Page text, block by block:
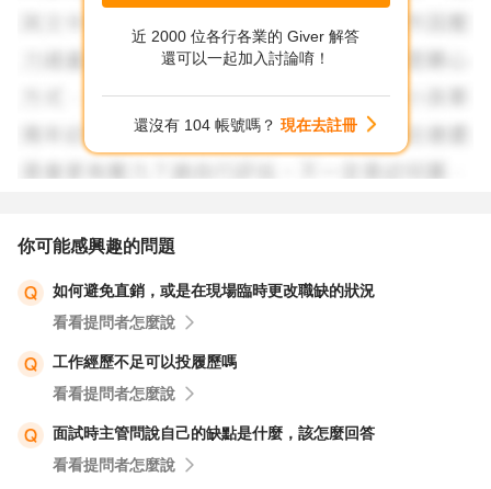
近 2000 位各行各業的 Giver 解答
還可以一起加入討論唷！
還沒有 104 帳號嗎？ 現在去註冊
你可能感興趣的問題
如何避免直銷，或是在現場臨時更改職缺的狀況
看看提問者怎麼說
工作經歷不足可以投履歷嗎
看看提問者怎麼說
面試時主管問說自己的缺點是什麼，該怎麼回答
看看提問者怎麼說